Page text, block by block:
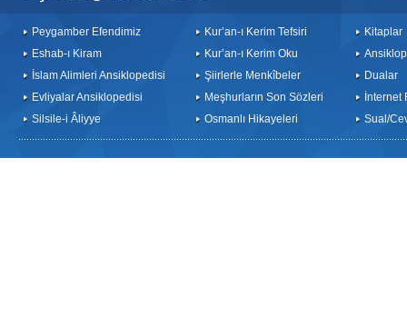
Peygamber Efendimiz
Eshab-ı Kiram
İslam Alimleri Ansiklopedisi
Evliyalar Ansiklopedisi
Silsile-i Âliyye
Kur’an-ı Kerim Tefsiri
Kur’an-ı Kerim Oku
Şiirlerle Menkîbeler
Meşhurların Son Sözleri
Osmanlı Hikayeleri
Kitaplar
Dualar
İnternet
Sual/